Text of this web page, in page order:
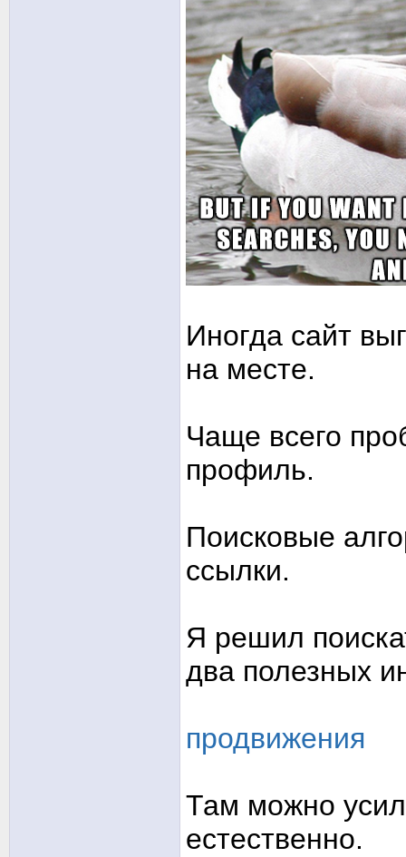
Иногда сайт
на месте.
Чаще всего
профиль.
Поисковые
ссылки.
Я решил
два полезных
продвижения
Там можно
естественно.